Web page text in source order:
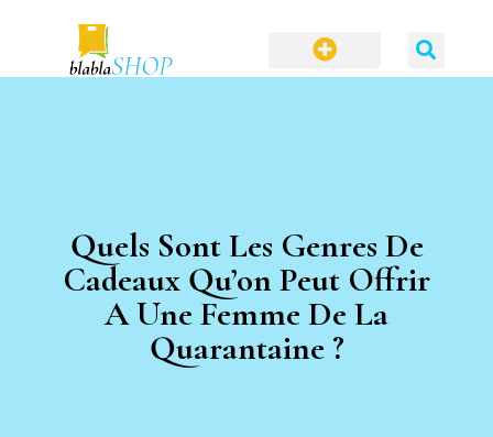
Quels Sont Les Genres De
Cadeaux Qu’on Peut Offrir
A Une Femme De La
Quarantaine ?